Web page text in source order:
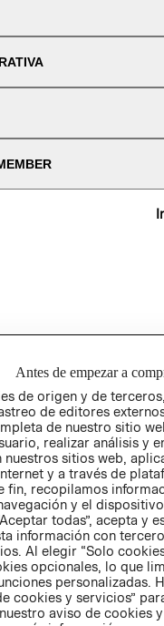
Antes de empezar a
de origen y de
de editores
de nuestro sitio
realizar análisis y
nuestros sitios web,
y a través de
fin, recopilamos
y el dispositivo.
todas”, acepta y
información con
Al elegir “Solo
opcionales, lo que
personalizadas.
cookies y servicios”
aviso de cookies